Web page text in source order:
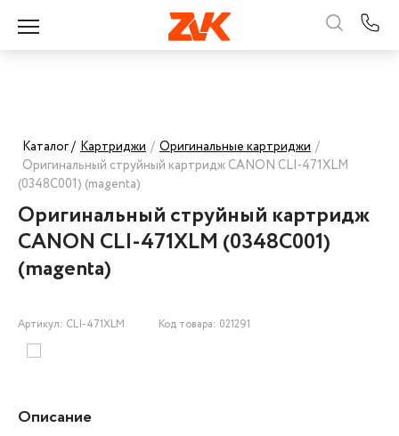
Каталог / Картриджи / Оригинальные картриджи /
Оригинальный струйный картридж CANON CLI-471XLМ
(0348C001) (magenta)
Оригинальный струйный картридж
CANON CLI-471XLМ (0348C001)
(magenta)
Артикул: CLI-471XLМ Код товара: 021291
Описание